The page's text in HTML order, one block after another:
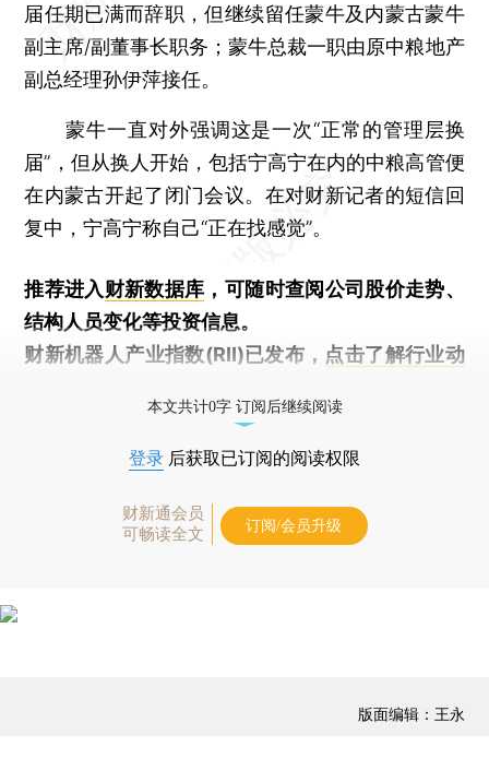
届任期已满而辞职，但继续留任蒙牛及内蒙古蒙牛
副主席/副董事长职务；蒙牛总裁一职由原中粮地产
副总经理孙伊萍接任。
蒙牛一直对外强调这是一次“正常的管理层换
届”，但从换人开始，包括宁高宁在内的中粮高管便
在内蒙古开起了闭门会议。在对财新记者的短信回
复中，宁高宁称自己“正在找感觉”。
推荐进入财新数据库 ，可随时查阅公司股价走势、
结构人员变化等投资信息。
财新机器人产业指数(RII)已发布， 点击了解行业动
本文共计0字 订阅后继续阅读
登录 后获取已订阅的阅读权限
财新通会员
可畅读全文
订阅/会员升级
版面编辑：王永